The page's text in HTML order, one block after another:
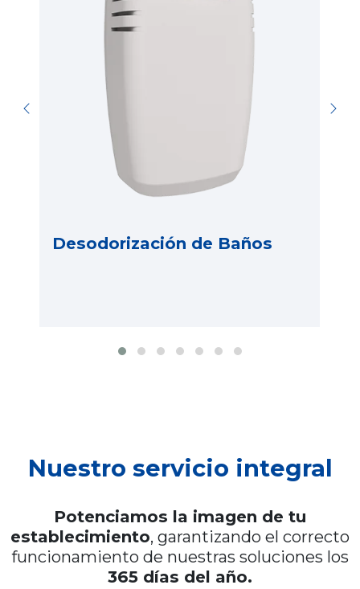
Desodorización de Baños
Nuestro servicio integral
Potenciamos la imagen de tu
establecimiento, garantizando el correcto
funcionamiento de nuestras soluciones los
365 días del año.